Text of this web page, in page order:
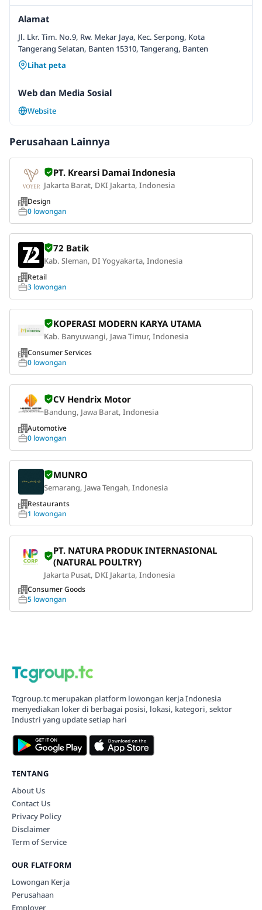
Alamat
Jl. Lkr. Tim. No.9, Rw. Mekar Jaya, Kec. Serpong, Kota
Tangerang Selatan, Banten 15310, Tangerang, Banten
Lihat peta
Web dan Media Sosial
Website
Perusahaan Lainnya
PT. Krearsi Damai Indonesia
Jakarta Barat, DKI Jakarta, Indonesia
Design
0 lowongan
72 Batik
Kab. Sleman, DI Yogyakarta, Indonesia
Retail
3 lowongan
KOPERASI MODERN KARYA UTAMA
Kab. Banyuwangi, Jawa Timur, Indonesia
Consumer Services
0 lowongan
CV Hendrix Motor
Bandung, Jawa Barat, Indonesia
Automotive
0 lowongan
MUNRO
Semarang, Jawa Tengah, Indonesia
Restaurants
1 lowongan
PT. NATURA PRODUK INTERNASIONAL
(NATURAL POULTRY)
Jakarta Pusat, DKI Jakarta, Indonesia
Consumer Goods
5 lowongan
Tcgroup.tc merupakan platform lowongan kerja Indonesia
menyediakan loker di berbagai posisi, lokasi, kategori, sektor
Industri yang update setiap hari
TENTANG
About Us
Contact Us
Privacy Policy
Disclaimer
Term of Service
OUR FLATFORM
Lowongan Kerja
Perusahaan
Employer